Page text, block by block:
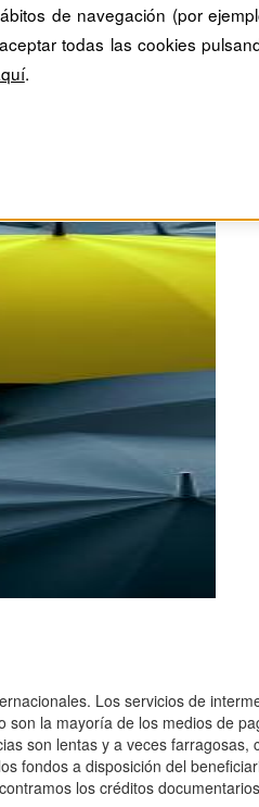
Los servicios de
la mayoría de los medios de
son lentas y a veces farragosas,
fondos a disposición del
los créditos
de navegación (por
todas las cookies
.